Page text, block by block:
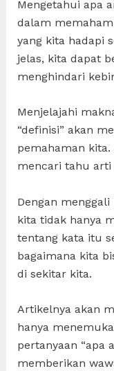
Mengetahui apa
dalam
yang kita hadapi
jelas, kita dapat
menghindari
Menjelajahi
“definisi” akan
pemahaman
mencari tahu arti
Dengan
kita tidak hanya
tentang kata itu
bagaimana kita
di sekitar kita.
Artikelnya akan
hanya
pertanyaan “apa
memberikan